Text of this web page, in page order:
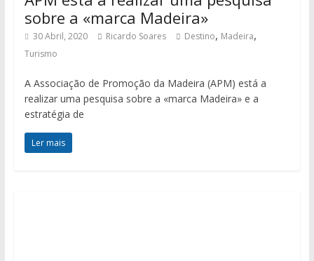
sobre a «marca Madeira»
30 Abril, 2020 Ricardo Soares Destino, Madeira,
Turismo
A Associação de Promoção da Madeira (APM) está a
realizar uma pesquisa sobre a «marca Madeira» e a
estratégia de
Ler mais